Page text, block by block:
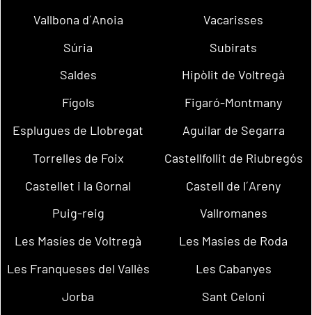
Vallbona d´Anoia
Vacarisses
Súria
Subirats
Saldes
Hipòlit de Voltregà
Fígols
Figaró-Montmany
Esplugues de Llobregat
Aguilar de Segarra
Torrelles de Foix
Castellfollit de Riubregós
Castellet i la Gornal
Castell de l´Areny
Puig-reig
Vallromanes
Les Masíes de Voltregà
Les Masies de Roda
Les Franqueses del Vallès
Les Cabanyes
Jorba
Sant Celoni